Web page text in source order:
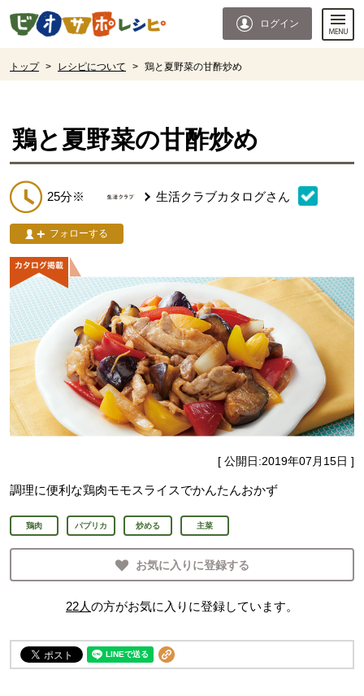
ページの先頭です。
ログイン
トップ > レシピについて > 鶏と夏野菜の甘酢炒め
鶏と夏野菜の甘酢炒め
25分※ 生活クラブカタログさん
フォローする
[ 公開日:2019年07月15日 ]
調理に便利な鶏肉モモスライスでかんたんおかず
鶏肉 パプリカ 炒める 主菜
お気に入りに登録する
22人の方がお気に入りに登録しています。